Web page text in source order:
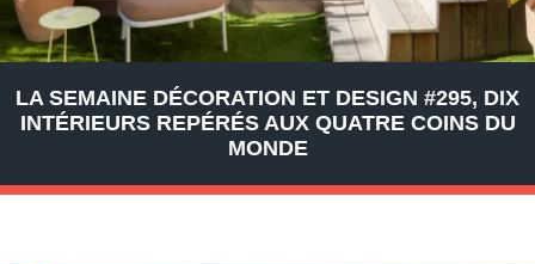
LA SEMAINE DÉCORATION ET DESIGN #295, DIX
INTÉRIEURS REPÉRÉS AUX QUATRE COINS DU
MONDE